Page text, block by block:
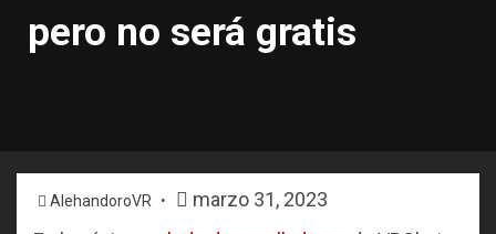
pero no será gratis
AlehandoroVR
marzo 31, 2023